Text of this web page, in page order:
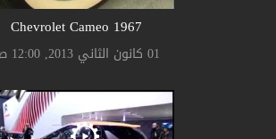
Chevrolet Cameo 1967
01 كانون الثاني 2013, 12:00 ص